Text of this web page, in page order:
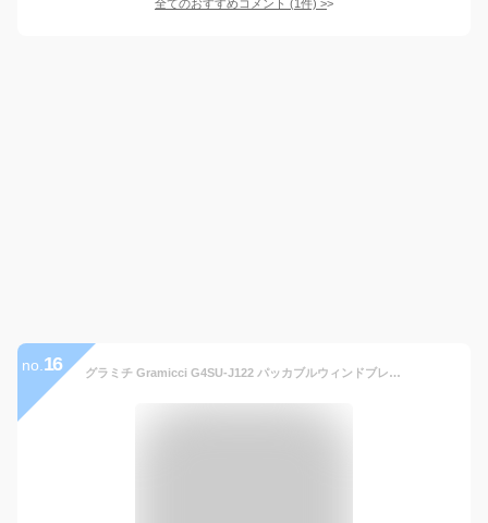
全てのおすすめコメント (1件) >
no. 16 グラミチ Gramicci G4SU-J122 パッカブルウィンドブレーカー PACKABLE WINDBREAKER ウインドブレーカー パーカー ジャケット グラミッチ アメカジ アウトドア アウター メンズ レディース 撥水 耐久 携帯 2カラー 国内正規 40%OFF セール